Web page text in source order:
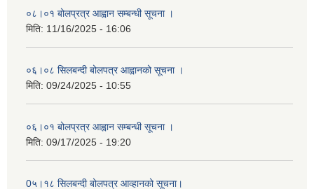
०८।०१ बोलप्रत्र आह्वान सम्बन्धी सूचना ।
मिति: 11/16/2025 - 16:06
०६।०८ सिलबन्दी बोलपत्र आह्वानको सूचना ।
मिति: 09/24/2025 - 10:55
०६।०१ बोलप्रत्र आह्वान सम्बन्धी सूचना ।
मिति: 09/17/2025 - 19:20
0५।१८ सिलबन्दी बोलपत्र आव्हानको सूचना।